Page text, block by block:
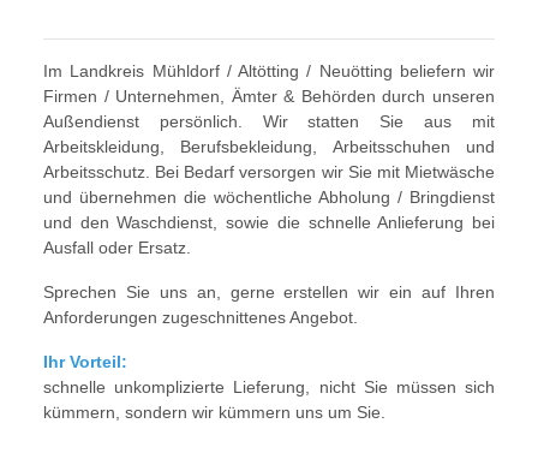
Im Landkreis Mühldorf / Altötting / Neuötting beliefern wir
Firmen / Unternehmen, Ämter & Behörden durch unseren
Außendienst persönlich. Wir statten Sie aus mit
Arbeitskleidung, Berufsbekleidung, Arbeitsschuhen und
Arbeitsschutz. Bei Bedarf versorgen wir Sie mit Mietwäsche
und übernehmen die wöchentliche Abholung / Bringdienst
und den Waschdienst, sowie die schnelle Anlieferung bei
Ausfall oder Ersatz.
Sprechen Sie uns an, gerne erstellen wir ein auf Ihren
Anforderungen zugeschnittenes Angebot.
Ihr Vorteil:
schnelle unkomplizierte Lieferung, nicht Sie müssen sich
kümmern, sondern wir kümmern uns um Sie.